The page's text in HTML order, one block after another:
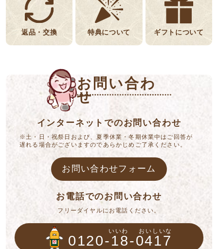
返品・交換 特典について ギフトについて
お問い合わ
せ
インターネットでのお問い合わせ
※土・日・祝祭日および、夏季休業・冬期休業中はご回答が
遅れる場合がございますのであらかじめご了承ください。
お問い合わせフォーム
お電話でのお問い合わせ
フリーダイヤルにお電話ください。
いいわ おいしいな
0120-18-0417